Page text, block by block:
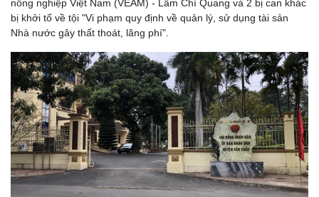
Lịch thi đấu bóng đá
Thế giới thể thao
Hậu trường
Xe máy
Tư vấn
nông nghiệp Việt Nam (VEAM) - Lâm Chí Quang và 2 bị can khác
bị khởi tố về tội "Vi phạm quy định về quản lý, sử dụng tài sản
Nhà nước gây thất thoát, lãng phí".